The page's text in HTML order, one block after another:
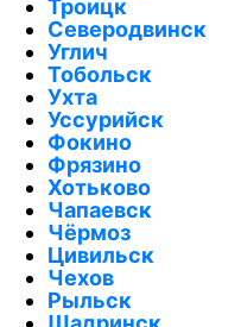
Троицк
Северодвинск
Углич
Тобольск
Ухта
Уссурийск
Фокино
Фрязино
Хотьково
Чапаевск
Чёрмоз
Цивильск
Чехов
Рыльск